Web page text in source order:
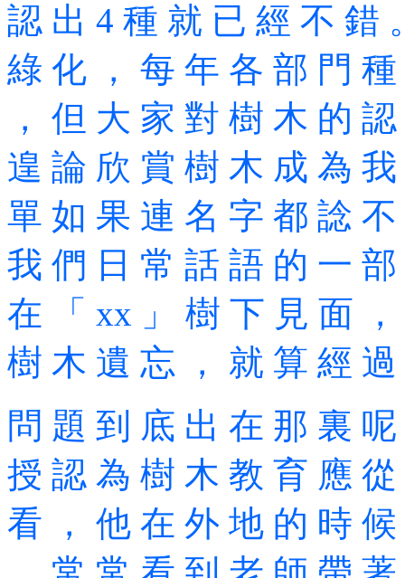
認 出 4 種 就 已 經 不 錯
綠 化 ， 每 年 各 部 門
， 但 大 家 對 樹 木 的
遑 論 欣 賞 樹 木 成 為
單 如 果 連 名 字 都 諗
我 們 日 常 話 語 的 一
在 「 xx 」 樹 下 見 面
樹 木 遺 忘 ， 就 算 經
問 題 到 底 出 在 那 裏
授 認 為 樹 木 教 育 應
看 ， 他 在 外 地 的 時